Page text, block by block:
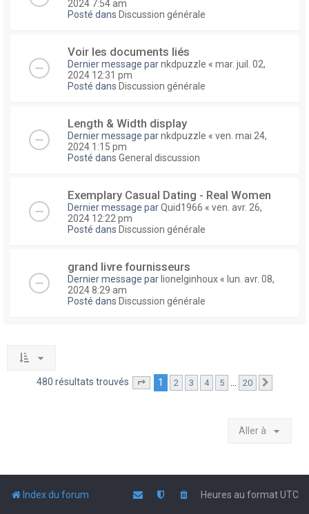
2024 7:54 am
Posté dans Discussion générale
Voir les documents liés
Dernier message parnkdpuzzle « mar. juil. 02,
2024 12:31 pm
Posté dans Discussion générale
Length & Width display
Dernier message parnkdpuzzle « ven. mai 24,
2024 1:15 pm
Posté dans General discussion
Exemplary Сasual Dating - Real Women
Dernier message parQuid1966 « ven. avr. 26,
2024 12:22 pm
Posté dans Discussion générale
grand livre fournisseurs
Dernier message par lionelginhoux « lun. avr. 08,
2024 8:29 am
Posté dans Discussion générale
480 résultats trouvés Page sur20
1 2 3 4 5 … 20
Aller à
Index du forum Heures au formatUTC